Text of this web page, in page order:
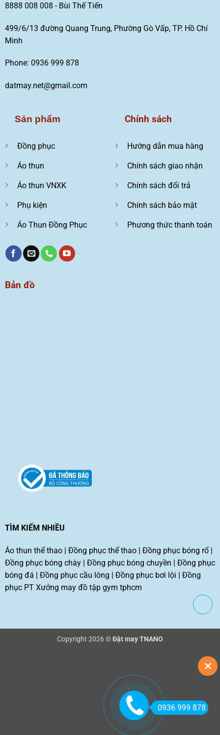
8888 008 008 - Bùi Thế Tiến
499/6/13 đường Quang Trung, Phường Gò Vấp, TP. Hồ Chí
Minh
Phone: 0936 999 878
datmay.net@gmail.com
Sản phẩm
Đồng phục
Áo thun
Áo thun VNXK
Phụ kiện
Áo Thun Đồng Phục
Chính sách
Hướng dẫn mua hàng
Chính sách giao nhận
Chính sách đổi trả
Chính sách bảo mật
Phương thức thanh toán
Bản đồ
TÌM KIẾM NHIỀU
Áo thun thể thao| Đồng phục thể thao| Đồng phục bóng rổ|
Đồng phục bóng chày| Đồng phục bóng chuyền | Đồng phục
bóng đá | Đồng phục cầu lông | Đồng phục bơi lội | Đồng
phục PT Xưởng may đồ tập gym tphcm
Copyright 2026 ©Đặt may TNANO
0936 999 878